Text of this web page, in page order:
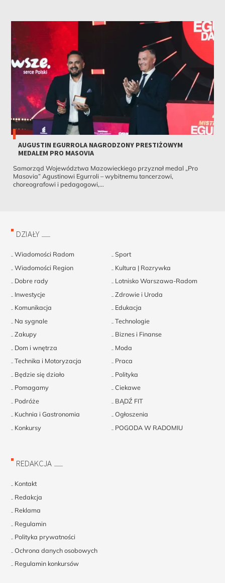
AUGUSTIN EGURROLA NAGRODZONY PRESTIŻOWYM
MEDALEM PRO MASOVIA
Samorząd Województwa Mazowieckiego przyznał medal „Pro
Masovia” Agustinowi Egurroli – wybitnemu tancerzowi,
choreografowi i pedagogowi,...
DZIAŁY
Wiadomości Radom
Sport
Wiadomości Region
Kultura | Rozrywka
Dobre rady
Lotnisko Warszawa-Radom
Inwestycje
Zdrowie i Uroda
Komunikacja
Edukacja
Na sygnale
Technologie
Zakupy
Biznes i Finanse
Dom i wnętrza
Moda
Technika i Motoryzacja
Praca
Będzie się działo
Polityka
Pomagamy
Ciekawe
Podróże
BĄDŹ FIT
Kuchnia i Gastronomia
Ogłoszenia
Konkursy
POGODA W RADOMIU
REDAKCJA
Kontakt
Redakcja
Reklama
Regulamin
Polityka prywatności
Ochrona danych osobowych
Regulamin konkursów